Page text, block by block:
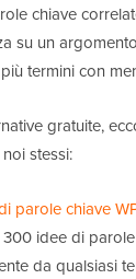
chiave
su un
termini con
gratuite,
stessi:
parole chiave
idee di
da qualsiasi